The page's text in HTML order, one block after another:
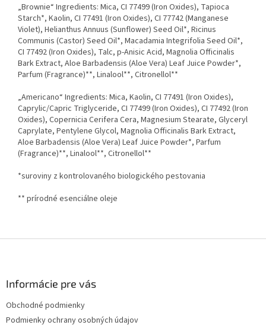
„Brownie“ Ingredients: Mica, CI 77499 (Iron Oxides), Tapioca
Starch*, Kaolin, CI 77491 (Iron Oxides), CI 77742 (Manganese
Violet), Helianthus Annuus (Sunflower) Seed Oil*, Ricinus
Communis (Castor) Seed Oil*, Macadamia Integrifolia Seed Oil*,
CI 77492 (Iron Oxides), Talc, p-Anisic Acid, Magnolia Officinalis
Bark Extract, Aloe Barbadensis (Aloe Vera) Leaf Juice Powder*,
Parfum (Fragrance)**, Linalool**, Citronellol**
„Americano“ Ingredients: Mica, Kaolin, CI 77491 (Iron Oxides),
Caprylic/Capric Triglyceride, CI 77499 (Iron Oxides), CI 77492 (Iron
Oxides), Copernicia Cerifera Cera, Magnesium Stearate, Glyceryl
Caprylate, Pentylene Glycol, Magnolia Officinalis Bark Extract,
Aloe Barbadensis (Aloe Vera) Leaf Juice Powder*, Parfum
(Fragrance)**, Linalool**, Citronellol**
*suroviny z kontrolovaného biologického pestovania
** prírodné esenciálne oleje
Informácie pre vás
Obchodné podmienky
Podmienky ochrany osobných údajov